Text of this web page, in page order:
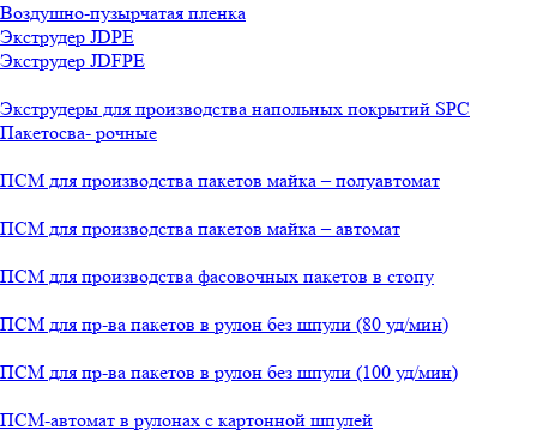
Воздушно-пузырчатая пленка
Экструдер JDPE
Экструдер JDFPE
Экструдеры для производства напольных покрытий SPC
Пакетосва- рочные
ПСМ для производства пакетов майка – полуавтомат
ПСМ для производства пакетов майка – автомат
ПСМ для производства фасовочных пакетов в стопу
ПСМ для пр-ва пакетов в рулон без шпули (80 уд/мин)
ПСМ для пр-ва пакетов в рулон без шпули (100 уд/мин)
ПСМ-автомат в рулонах с картонной шпулей